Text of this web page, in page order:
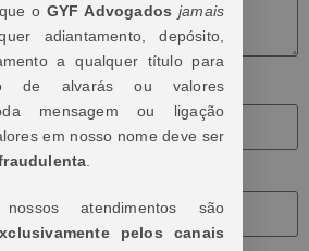
o GYF Advogadosjamais
adiantamento, depósito,
a qualquer título para
de alvarás ou valores
mensagem ou ligação
em nosso nome deve ser
atendimentos são
pelos canais